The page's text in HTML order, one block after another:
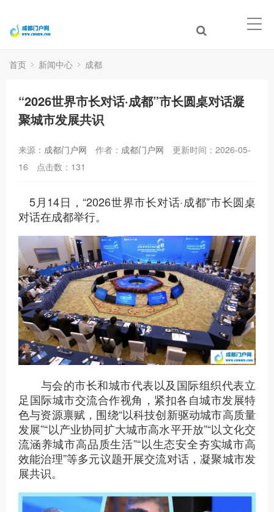
首页 新闻中心 成都
“2026世界市长对话·成都”市长圆桌对话凝
聚城市发展共识
来源： 成都门户网 作者： 成都门户网
更新时间：2026-05-
16
点击数： 131
5月14日，“2026世界市长对话·成都”市长圆桌
对话在成都举行。
与会的市长和城市代表以及国际组织代表立
足国际城市交流合作视角，紧扣各自城市发展特
色与资源禀赋，围绕“以科技创新驱动城市高质量
发展”“以产业协同扩大城市高水平开放”“以文化交
流涵养城市高品质生活”“以生态安全夯实城市高
效能治理”等多元议题开展交流对话，凝聚城市发
展共识。